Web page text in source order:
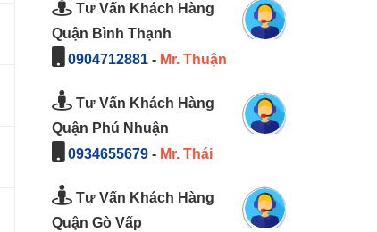
Tư Vấn Khách Hàng
Quận Bình Thạnh
0904712881- Mr. Thuận
Tư Vấn Khách Hàng
Quận Phú Nhuận
0934655679- Mr. Thái
Tư Vấn Khách Hàng
Quận Gò Vấp